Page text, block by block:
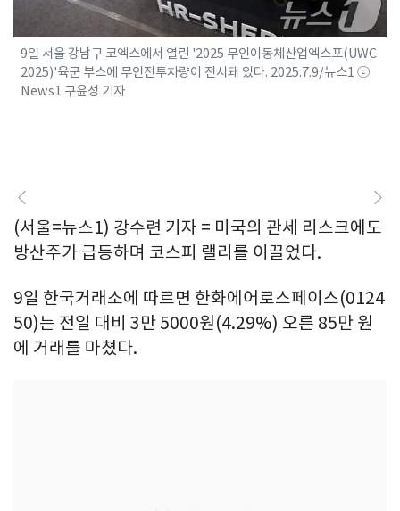
9일 서울 강남구 코엑스에서 열린 '2025 무인이동체산업엑스포(UWC
2025)'육군 부스에 무인전투차량이 전시돼 있다. 2025.7.9/뉴스1 ⓒ
News1 구윤성 기자
(서울=뉴스1) 강수련 기자 = 미국의 관세 리스크에도
방산주가 급등하며 코스피 랠리를 이끌었다.
9일 한국거래소에 따르면 한화에어로스페이스(0124
50)는 전일 대비 3만 5000원(4.29%) 오른 85만 원
에 거래를 마쳤다.